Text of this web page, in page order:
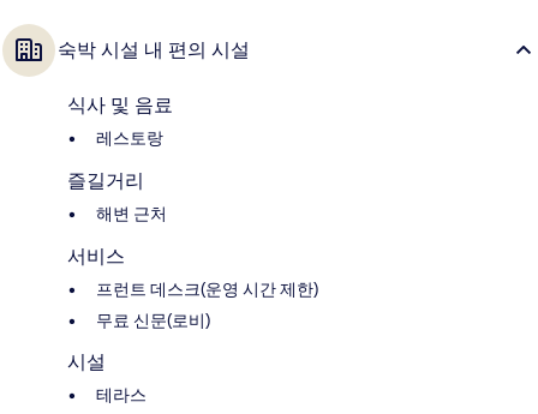
숙박 시설 내 편의 시설
식사 및 음료
레스토랑
즐길거리
해변 근처
서비스
프런트 데스크(운영 시간 제한)
무료 신문(로비)
시설
테라스